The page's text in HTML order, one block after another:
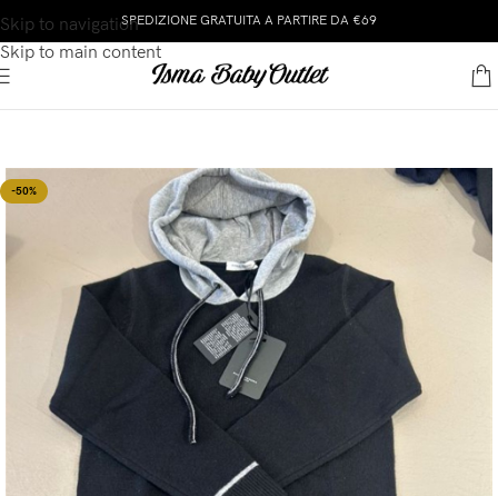
Skip to navigation
Skip to main content
SPEDIZIONE GRATUITA A PARTIRE DA €69
-50%